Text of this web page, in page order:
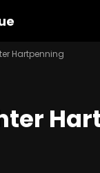
Hartpenning